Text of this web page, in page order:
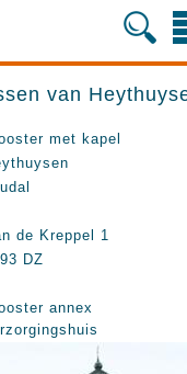
van
met kapel
de Kreppel 1
DZ
annex